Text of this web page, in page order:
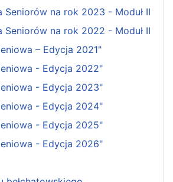
Seniorów na rok 2023 - Moduł II
Seniorów na rok 2022 - Moduł II
– Edycja 2021"
- Edycja 2022"
- Edycja 2023"
- Edycja 2024"
- Edycja 2025"
- Edycja 2026"